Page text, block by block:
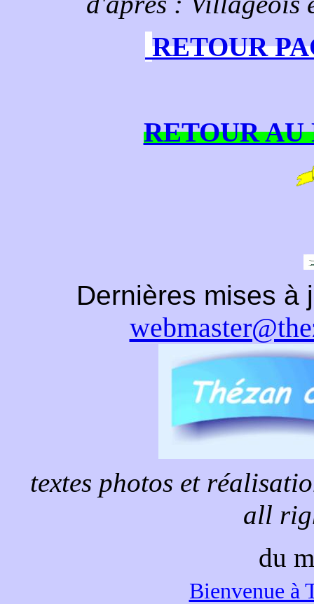
RETOUR
RETOUR
Dernières
textes photos et
all
du
Bienvenue à